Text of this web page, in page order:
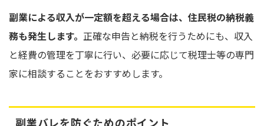
副業による収入が一定額を超える場合は、住民税の納税義
務も発生します。 正確な申告と納税を行うためにも、収入
と経費の管理を丁寧に行い、必要に応じて税理士等の専門
家に相談することをおすすめします。
副業バレを防ぐためのポイント